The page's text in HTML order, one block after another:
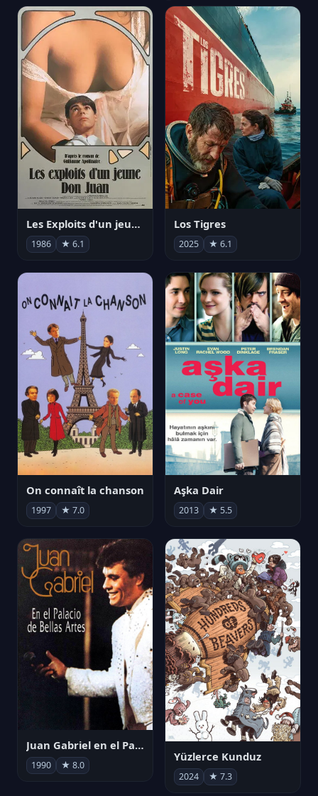
Les Exploits d'un jeune Don Juan
1986 ★ 6.1
Los Tigres
2025 ★ 6.1
On connaît la chanson
1997 ★ 7.0
Aşka Dair
2013 ★ 5.5
Juan Gabriel en el Palacio de Bellas Artes
1990 ★ 8.0
Yüzlerce Kunduz
2024 ★ 7.3